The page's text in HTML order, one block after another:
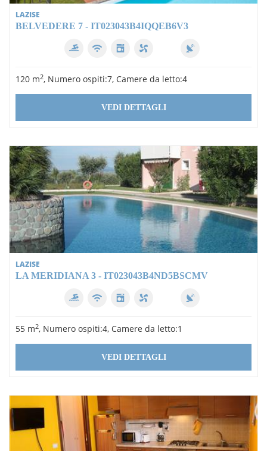
LAZISE
BELVEDERE 7 - IT023043B4IQQEB6V3
120 m2, Numero ospiti:7, Camere da letto:4
VEDI DETTAGLI
LAZISE
LA MERIDIANA 3 - IT023043B4ND5BSCMV
55 m2, Numero ospiti:4, Camere da letto:1
VEDI DETTAGLI